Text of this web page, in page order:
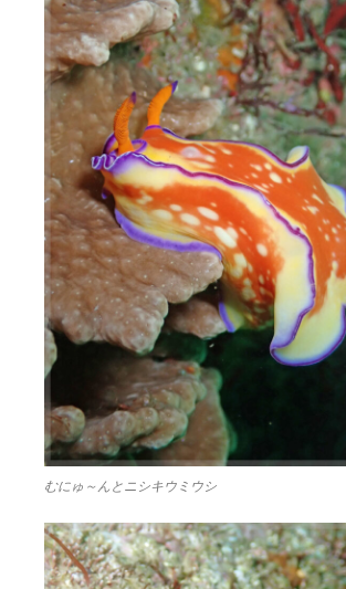
むにゅ～んとニシキウミウシ